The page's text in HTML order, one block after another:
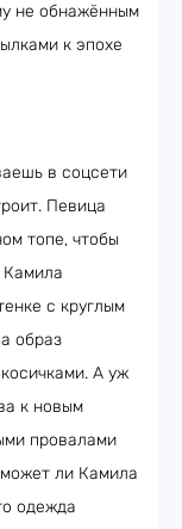
не обнажённым
к эпохе
в соцсети
Певица
топе, чтобы
Камила
с круглым
образ
А уж
к новым
провалами
ли Камила
одежда